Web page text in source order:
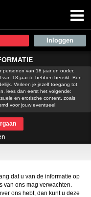
personen van 18 jaar en ouder.
van 18 jaar te hebben bereikt. Ben
Verleen je jezelf toegang tot
lees dan eerst het volgende:
en erotische content, zoals
voor jouw eventueel
social media cookies en
Google Analytics, Alexa
gegevens kunnen
verkregen uit de cookies,
website. Je weet immers nooit
of andere naar jou
om persoonlijke of financiële
communiceren met deze persoon.
dat u van de informatie op
van ons mag verwachten.
ons hebt, dan kunt u deze